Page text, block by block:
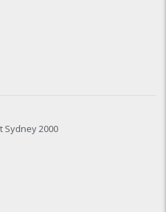
Sydney 2000